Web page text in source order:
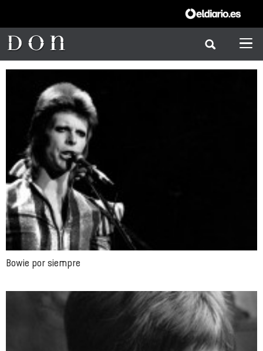
Bowie por siempre